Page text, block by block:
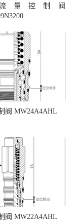
流量控制阀
阀 MW24A4AHL
阀 MW22A4AHL